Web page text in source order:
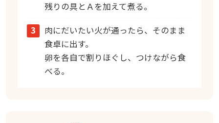
残りの具とＡを加えて煮る。
3
肉にだいたい火が通ったら、そのまま
食卓に出す。
卵を各自で割りほぐし、つけながら食
べる。